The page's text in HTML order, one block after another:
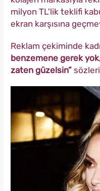
milyon TL'lik teklifi
ekran karşısına
Reklam çekiminde
benzemene gerek
zaten güzelsin”